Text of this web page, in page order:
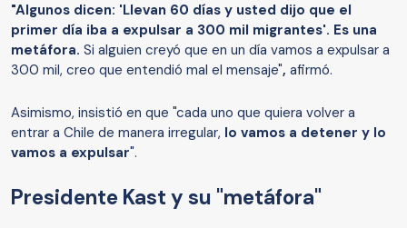
"Algunos dicen: 'Llevan 60 días y usted dijo que el
primer día iba a expulsar a 300 mil migrantes'. Es una
metáfora. Si alguien creyó que en un día vamos a expulsar a
300 mil, creo que entendió mal el mensaje", afirmó.
Asimismo, insistió en que "cada uno que quiera volver a
entrar a Chile de manera irregular, lo vamos a detener y lo
vamos a expulsar".
Presidente Kast y su "metáfora"